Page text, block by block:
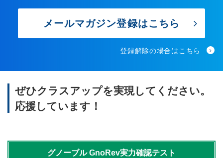
メールマガジン登録はこちら
登録解除の場合はこちら
ぜひクラスアップを実現してください。
応援しています！
グノーブルGnoRev実力確認テスト